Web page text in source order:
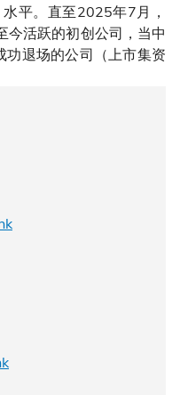
平。直至2025年7月，
活跃的初创公司，当中
退场的公司（上市集资